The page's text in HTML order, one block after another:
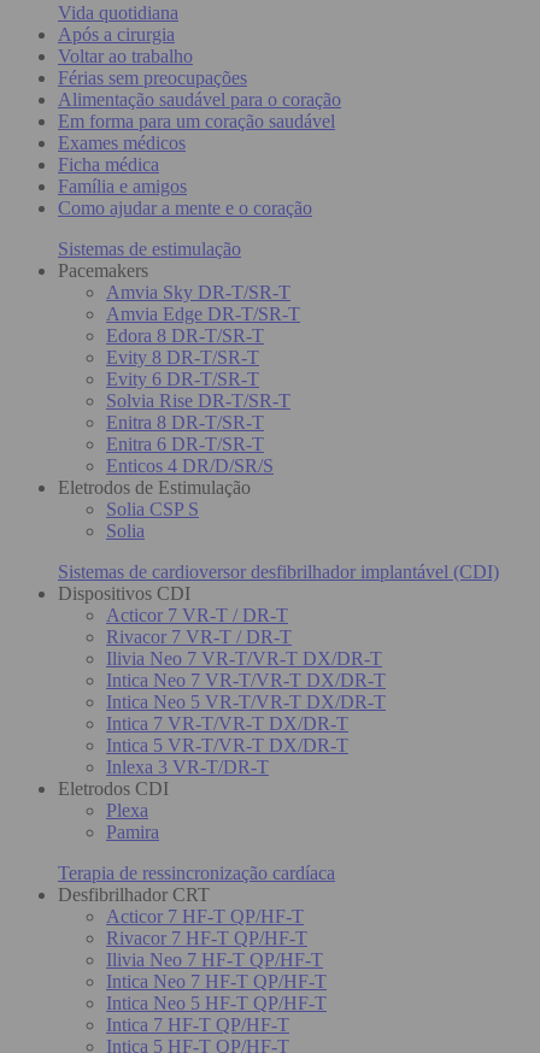
Vida quotidiana
Após a cirurgia
Voltar ao trabalho
Férias sem preocupações
Alimentação saudável para o coração
Em forma para um coração saudável
Exames médicos
Ficha médica
Família e amigos
Como ajudar a mente e o coração
Sistemas de estimulação
Pacemakers
Amvia Sky DR-T/SR-T
Amvia Edge DR-T/SR-T
Edora 8 DR-T/SR-T
Evity 8 DR-T/SR-T
Evity 6 DR-T/SR-T
Solvia Rise DR-T/SR-T
Enitra 8 DR-T/SR-T
Enitra 6 DR-T/SR-T
Enticos 4 DR/D/SR/S
Eletrodos de Estimulação
Solia CSP S
Solia
Sistemas de cardioversor desfibrilhador implantável (CDI)
Dispositivos CDI
Acticor 7 VR-T / DR-T
Rivacor 7 VR-T / DR-T
Ilivia Neo 7 VR-T/VR-T DX/DR-T
Intica Neo 7 VR-T/VR-T DX/DR-T
Intica Neo 5 VR-T/VR-T DX/DR-T
Intica 7 VR-T/VR-T DX/DR-T
Intica 5 VR-T/VR-T DX/DR-T
Inlexa 3 VR-T/DR-T
Eletrodos CDI
Plexa
Pamira
Terapia de ressincronização cardíaca
Desfibrilhador CRT
Acticor 7 HF-T QP/HF-T
Rivacor 7 HF-T QP/HF-T
Ilivia Neo 7 HF-T QP/HF-T
Intica Neo 7 HF-T QP/HF-T
Intica Neo 5 HF-T QP/HF-T
Intica 7 HF-T QP/HF-T
Intica 5 HF-T QP/HF-T